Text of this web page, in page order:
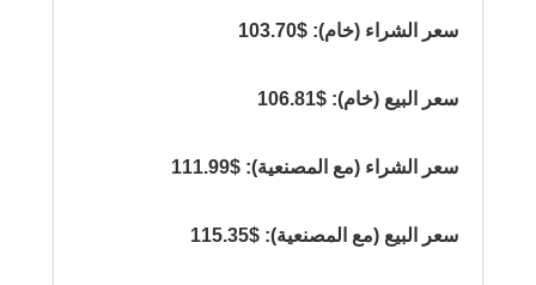
سعر الشراء (خام): $103.70
سعر البيع (خام): $106.81
سعر الشراء (مع المصنعية): $111.99
سعر البيع (مع المصنعية): $115.35